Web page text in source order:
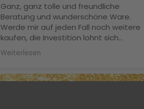
Ganz, ganz tolle und freundliche
Beratung und wunderschöne Ware.
Werde mir auf jeden Fall noch weitere
kaufen, die Investition lohnt sich
definitiv. Ich habe noch nie so gut
geschlafen, schwitze nicht mehr und
Maulbeerseide nicht mehr trocken und
Weiterlesen